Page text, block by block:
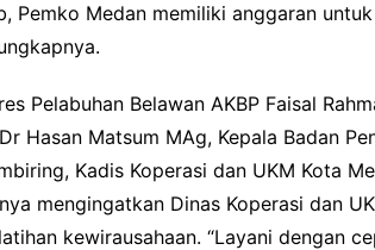
Pemko Medan memiliki anggaran
Pelabuhan Belawan AKBP Faisal
Hasan Matsum MAg, Kepala Badan
Kadis Koperasi dan UKM Kota
mengingatkan Dinas Koperasi dan
kewirausahaan. “Layani dengan